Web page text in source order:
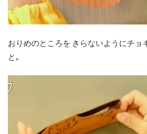
おりめのところを きらないようにチョ
と｡